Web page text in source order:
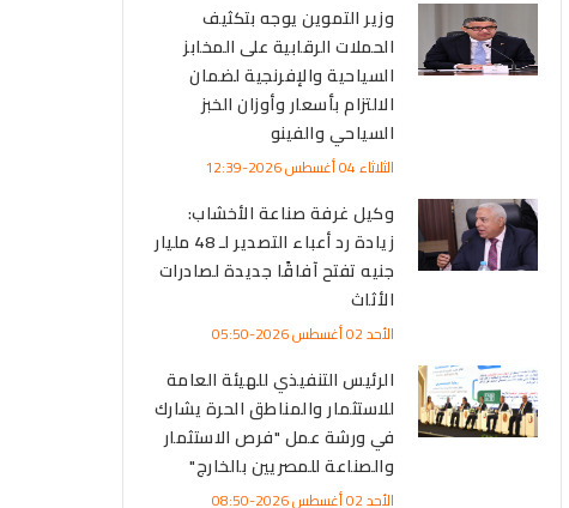
وزير التموين يوجه بتكثيف
الحملات الرقابية على المخابز
السياحية والإفرنجية لضمان
الالتزام بأسعار وأوزان الخبز
السياحي والفينو
الثلاثاء 04 أغسطس 2026-12:39
وكيل غرفة صناعة الأخشاب:
زيادة رد أعباء التصدير لـ 48 مليار
جنيه تفتح آفاقًا جديدة لصادرات
الأثاث
الأحد 02 أغسطس 2026-05:50
الرئيس التنفيذي للهيئة العامة
للاستثمار والمناطق الحرة يشارك
في ورشة عمل "فرص الاستثمار
والصناعة للمصريين بالخارج"
الأحد 02 أغسطس 2026-08:50